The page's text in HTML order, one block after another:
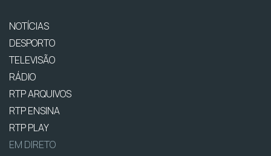
NOTÍCIAS
DESPORTO
TELEVISÃO
RÁDIO
RTP ARQUIVOS
RTP ENSINA
RTP PLAY
EM DIRETO